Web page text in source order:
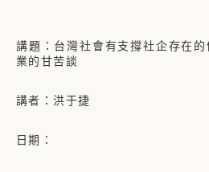
講題：台灣社會有支撐社企存在
業的甘苦談
講者：洪于捷
日期：